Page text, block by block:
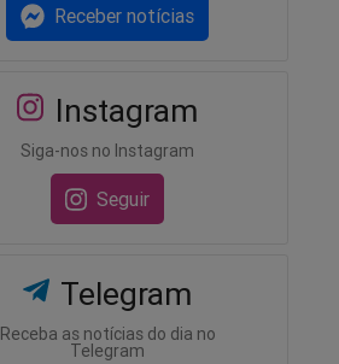
Receber notícias
Instagram
Siga-nos no Instagram
Seguir
Telegram
Receba as notícias do dia no
Telegram